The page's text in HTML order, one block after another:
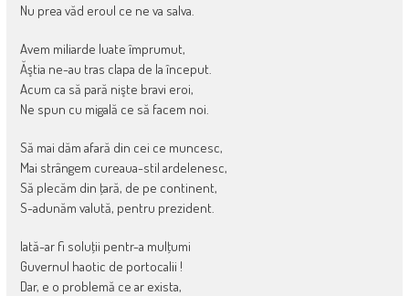
Nu prea văd eroul ce ne va salva.
Avem miliarde luate împrumut,
Ăştia ne-au tras clapa de la început.
Acum ca să pară nişte bravi eroi,
Ne spun cu migală ce să facem noi.
Să mai dăm afară din cei ce muncesc,
Mai strângem cureaua-stil ardelenesc,
Să plecăm din ţară, de pe continent,
S-adunăm valută, pentru prezident.
Iată-ar fi soluţii pentr-a mulţumi
Guvernul haotic de portocalii !
Dar, e o problemă ce ar exista,